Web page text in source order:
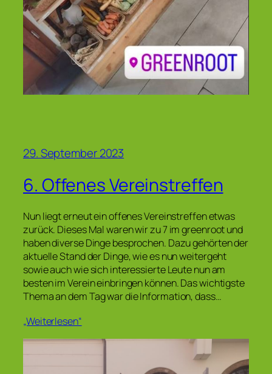
29. September 2023
6. Offenes Vereinstreffen
Nun liegt erneut ein offenes Vereinstreffen etwas
zurück. Dieses Mal waren wir zu 7 im greenroot und
haben diverse Dinge besprochen. Dazu gehörten der
aktuelle Stand der Dinge, wie es nun weitergeht
sowie auch wie sich interessierte Leute nun am
besten im Verein einbringen können. Das wichtigste
Thema an dem Tag war die Information, dass…
„Weiterlesen“